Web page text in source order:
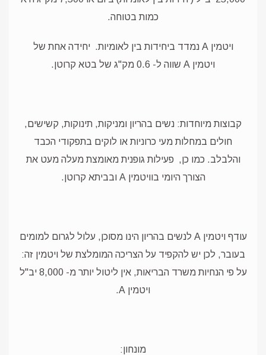
כמות בטוחה.
ויטמין A נמדד ביחידות בין לאומיות.
יחידה אחת של
ויטמין A שווה ל- 0.6 מק"ג של בטא קרוטן.
קבוצות מיוחדות: נשים בהריון ומניקות, תינוקות, קשישים,
חולים במחלות מעי כרוניות או לוקים בתפקודי הכבד
והלבלב. כמו כן, פעילות גופנית מאומצת מעלה מעט את
הצורך היומי בוויטמין A ובביתא קרוטן.
עודף ויטמין A לנשים בהריון הינו מסוכן, עלול לגרום למומים
בעובר, לכן יש להקפיד על הצריכה המומלצת של ויטמין זה:
על פי הנחיות משרד הבריאות, אין ליטול יותר מ- 8,000 יב"ל
ויטמין A.
מונחון: